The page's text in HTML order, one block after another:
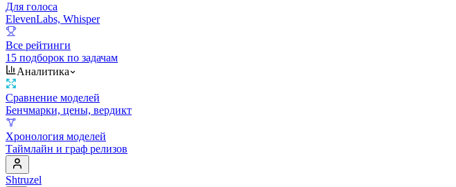
Для голоса
ElevenLabs, Whisper
Все рейтинги
15 подборок по задачам
Аналитика
Сравнение моделей
Бенчмарки, цены, вердикт
Хронология моделей
Таймлайн и граф релизов
Shtruzel